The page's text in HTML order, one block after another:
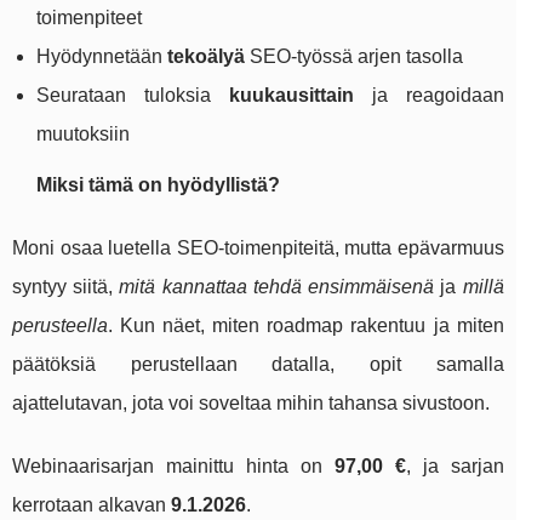
toimenpiteet
Hyödynnetään tekoälyä SEO-työssä arjen tasolla
Seurataan tuloksia
kuukausittain ja reagoidaan
muutoksiin
Miksi tämä on hyödyllistä?
Moni osaa luetella SEO-toimenpiteitä, mutta epävarmuus
syntyy siitä,mitä kannattaa tehdä ensimmäisenä ja millä
perusteella. Kun näet, miten roadmap rakentuu ja miten
päätöksiä perustellaan datalla, opit samalla
ajattelutavan, jota voi soveltaa mihin tahansa sivustoon.
Webinaarisarjan mainittu hinta on 97,00 €, ja sarjan
kerrotaan alkavan 9.1.2026.